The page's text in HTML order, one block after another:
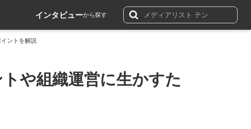
インタビューから探す
ントを解説
や組織運営に生かすた